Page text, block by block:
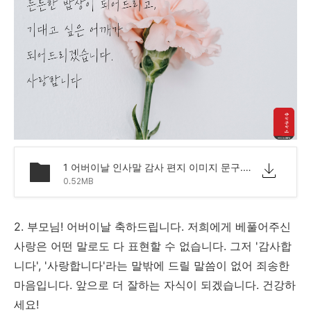
1 어버이날 인사말 감사 편지 이미지 문구.png
0.52MB
2. 부모님! 어버이날 축하드립니다. 저희에게 베풀어주신
사랑은 어떤 말로도 다 표현할 수 없습니다. 그저 '감사합
니다', '사랑합니다'라는 말밖에 드릴 말씀이 없어 죄송한
마음입니다. 앞으로 더 잘하는 자식이 되겠습니다. 건강하
세요!